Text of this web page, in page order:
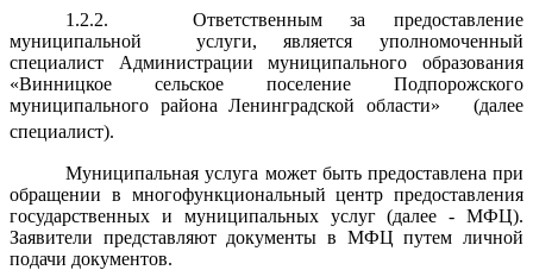
1.2.2. Ответственным за предоставление
муниципальной услуги, является уполномоченный
специалист Администрации муниципального образования
«Винницкое сельское поселение Подпорожского
муниципального района Ленинградской области» (далее
специалист).
Муниципальная услуга может быть предоставлена при
обращении в многофункциональный центр предоставления
государственных и муниципальных услуг (далее - МФЦ).
Заявители представляют документы в МФЦ путем личной
подачи документов.